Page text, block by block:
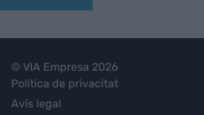
© VIA Empresa 2026
Política de privacitat
Avís legal